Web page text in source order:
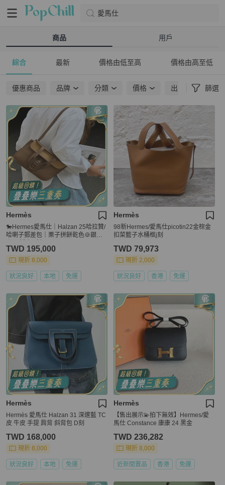
愛馬仕
商品 用戶
綜合 最新 價格由低至高 價格由高至低
優惠商品 品牌 分類 價格 出貨地點 篩選
Hermès
🐎Hermes愛馬仕｜Halzan 25哈拉贊/
哈喇子郵差包｜栗子拼餅乾色🍪銀扣
TWD 195,000
現折 8,000
狀況良好 本地 免運
Hermès
98新Hermes/愛馬仕picotin22金棕金
扣菜籃子水桶框j刻
TWD 79,973
現折 2,000
狀況良好 香港 免運
Hermès
Hermès 愛馬仕 Halzan 31 深邃藍 TC
皮 牛皮 手提 肩背 斜背包 D刻
TWD 168,000
現折 8,000
狀況良好 本地 免運
Hermès
【售出展示💫拍下無效】Hermes/愛
馬仕 Constance 康康 24 黑金
TWD 236,282
現折 8,000
近新閒置品 香港 免運